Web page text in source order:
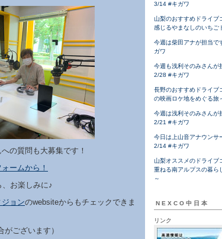
の質問も大募集です！
ームから！
お楽しみに♪
ジョンのwebsiteからもチェックできま
がございます）
3/14 #キガワ
山梨のおすすめドライブ
感じるやまなしのいちご
今週は柴田アナが担当で
ガワ
今週も浅利そのみさんが
2/28 #キガワ
長野のおすすめドライブ
の映画ロケ地をめぐる旅
今週は浅利そのみさんが
2/21 #キガワ
今日は上山音アナウンサ
2/14 #キガワ
山梨オススメのドライブ
重ねる南アルプスの暮ら
～
NEXCO中日本
リンク